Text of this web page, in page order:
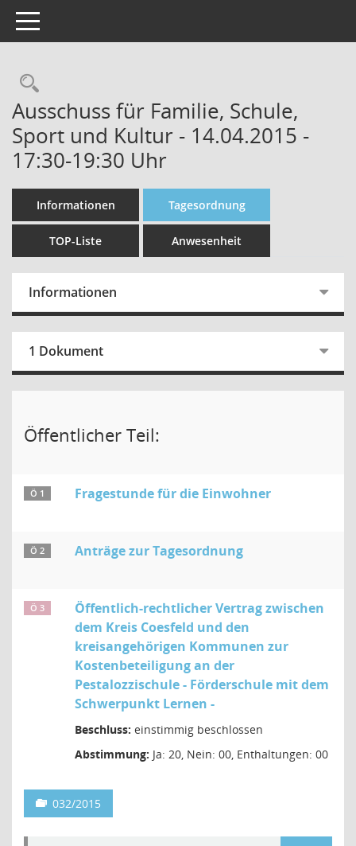
Toggle navigation
Rechercheauswahl
Ausschuss für Familie, Schule,
Sport und Kultur - 14.04.2015 -
17:30-19:30 Uhr
Informationen Tagesordnung
TOP-Liste Anwesenheit
Informationen
1 Dokument
Öffentlicher Teil:
Ö 1 Fragestunde für die Einwohner
Ö 2 Anträge zur Tagesordnung
Ö 3
Öffentlich-rechtlicher Vertrag zwischen
dem Kreis Coesfeld und den
kreisangehörigen Kommunen zur
Kostenbeteiligung an der
Pestalozzischule - Förderschule mit dem
Schwerpunkt Lernen -
Beschluss: einstimmig beschlossen
Abstimmung: Ja: 20, Nein: 00, Enthaltungen: 00
032/2015